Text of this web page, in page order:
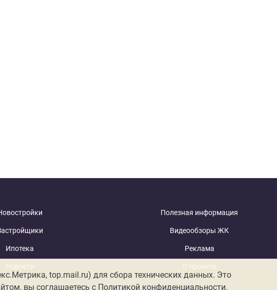
Ипотека
Полезная информация
Видеообзоры ЖК
Реклама
top.mail.ru) для сбора технических данных. Это
вы соглашаетесь с Политикой конфиденциальности.